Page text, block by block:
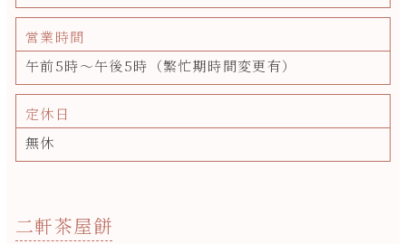
営業時間
午前5時～午後5時（繁忙期時間変更有）
定休日
無休
二軒茶屋餅